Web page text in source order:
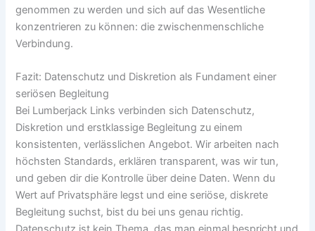
genommen zu werden und sich auf das Wesentliche
konzentrieren zu können: die zwischenmenschliche
Verbindung.
Fazit: Datenschutz und Diskretion als Fundament einer
seriösen Begleitung
Bei Lumberjack Links verbinden sich Datenschutz,
Diskretion und erstklassige Begleitung zu einem
konsistenten, verlässlichen Angebot. Wir arbeiten nach
höchsten Standards, erklären transparent, was wir tun,
und geben dir die Kontrolle über deine Daten. Wenn du
Wert auf Privatsphäre legst und eine seriöse, diskrete
Begleitung suchst, bist du bei uns genau richtig.